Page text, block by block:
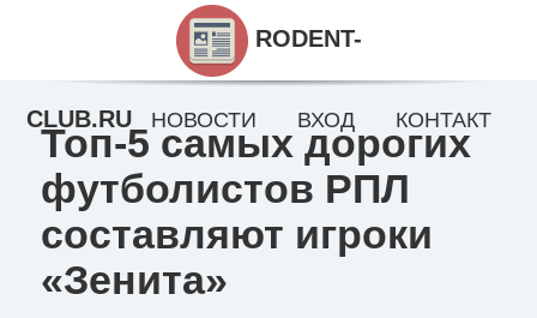
Топ-5 самых дорогих
футболистов РПЛ
составляют игроки
«Зенита»
RODENT-
CLUB.RU НОВОСТИ ВХОД КОНТАКТ